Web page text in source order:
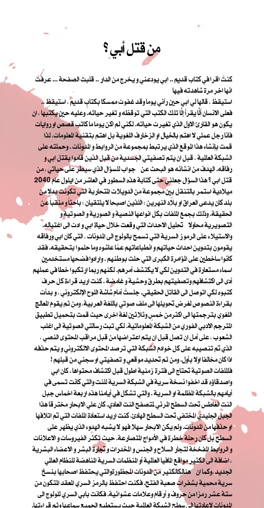
من قتل أبي ؟
كنتُ اقرا في كتاب قديم .. ابي يودعني و يخرج من الدار .. قلبت الصفحة ... عرفتُ
انها اخر مرة شاهدته فيها
استيقظ ، قالها لي ابي حين رآني يوما وقد غفوت ممسكا بكتابٍ قديم ، استيقظ ..
فعلى الانسان أَلَّا يقرأَ إلَّا تلك الكتب التي توقظه و تغير حياته. وعليه حين يكتبها ، ان
يكون هو القارئ الاول الذي تغيرت حياته. لكني لم اكن يوما ما كاتب قصص او روايات
فانا رجل عملي لا اهتم بالخيال او الزخارف اللغوية بل اهتم بتقنية المعلومات، لذا
قمت بإنشاء هذا الموقع الذي يرتبط بمجموعة من الروابط و المدونات . وحملته على
الشبكة العالمية ، قبل ان يتم تصفيتي الجسدية من قبل الذين قاموا بقتل ابي و
رفاقه. الهدف من انشائه هو البحث عن جواب للسؤال الذي سيطر على حياتي ، من
قتل ابي ؟ هذا السؤال جعلني حتى كتابة هذه السطور في العاشر من ايلول عام 2040
ميلادية استمر بالتنقل بين مجموعة من الدويلات المتحاربة التي تكونت بدلا من
بلد كان يدعى العراق او بلاد النهرين ؛ اللذين اصبحا لا يلتقيان ؛ باحثاً و منقباً عن
الحقيقة. وذلك بجمع الملفات بكل انواعها النصية و الصورية و الصوتية و
التصويرية محاولا تحليل الاحداث التي وقعت خلال حياة ابي و ادت الى اغتياله.
والاستيلاء على الرموز السرية التي تسمح بالولوج الى المدونات ، التي كان ابي ورفاقه
يقومون بتدوين احداث حياتهم و انطباعاتهم عمّا عاشوه وما حلموا بتحقيقه. فقد
كانوا ساخطين على المؤامرة الكبرى التي حلت بوطنهم . وارادوا فضحها مستخدمين
اسماء مستعارة في التدوين لكي لا يكتشف أمرهم. لكنهم ربما ارتكبوا خطا في عملهم
أدى الى اكتشافهم وتصفيتهم بطرق وحشية و غامضة . كنت اريد قراءة كل حرف
كتبوه لكي اتوصل الى القاتل الحقيقي. جلستُ أمام شاشة اللوح الإلكتروني ، و بدأت
بقراءة النصوص لغرض تحويلها الى ملف صوتي باللغة العربية، ومن ثم يقوم المعالج
اللغوي بترجمتها الى اكثرمن خمسٍ وثلاثين لغة اخرى حيث قمت بتحميل تطبيق
المترجم الادبي الفوري من الشبكة المعلوماتية. لكي تبث رسالتي الصوتية الى اغلب
الشعوب ، على أمل ان تصل قبل ان يتم اعتراضها من قبل مراقب المحتوى النصي ،
الذي تم تنصيبه على كل خوادم الشبكة التي ترصد المحتوى الالكتروني و يتم حذفه
اذا كان مخالفا اولا بأول. ومن ثم تحديد موقعي و تصفيتي او سجني من قبلهم !
فالملفات الصوتية تحتاج الى فترة زمنية اطول قبل اكتشاف محتواها . كان ابي
واصدقاؤه قد اخفوا نسخة سرية في الشبكة السرية للنت والتي كانت تسمى في
أيامهم بالشبكة المظلمة او السرية . والتي تشكل في أيامنا هذه اربعة اخماس جبل
النت الغاطس تحت السطح المرئي لمتصفح النت العادي. كان علي الابحار مخترقا هذا
الجبل الجليدي المختفي تحت السطح الهادئ. كنت اريد استعادة الملفات التي تم اتلافها
او حذفها من المدونات. ولم يكن الابحار سهلا فهو لا يشبه الهدوء الذي يظهر على
السطح بل كان رحلة خطرة في الأمواج المتصارعة. حيث تكثر الفيروسات و الاعلانات
و الروابط المفخخة لتجار السلاح و الجنس و المخدرات و تجارة البشر و الاعضاء البشرية
، اضافة الى الكثير مواقع المافيا العالمية أو المنظمات السرية المناهضة للنظام العالمي
الجديد .وكما ان هنالكالكثير من المدونات المحظورةوالتي يحتفظ اصحابها بنسخ
سرية محمية بشفرات صعبة الفتح. فكنت احتفظ بالرمز السري المعقد المتكون من
ستة عشر رمزا من حروف و أرقام وعلامات عشوائية. فكانت بابي السري للولوج الى